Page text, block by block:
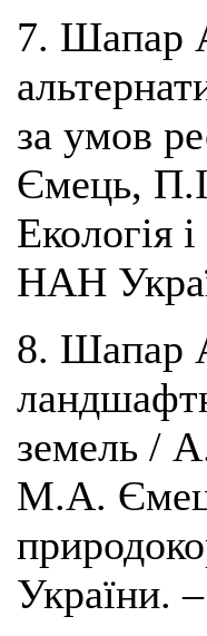
7. Шапар
за умов
Ємець,
Екологія
НАН
8. Шапар
земель /
М.А.
України.